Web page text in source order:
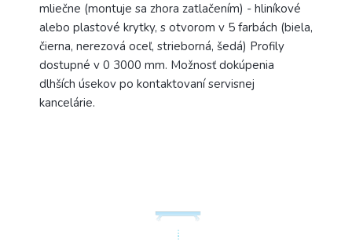
mliečne (montuje sa zhora zatlačením) - hliníkové
alebo plastové krytky, s otvorom v 5 farbách (biela,
čierna, nerezová oceľ, strieborná, šedá) Profily
dostupné v 0 3000 mm. Možnosť dokúpenia
dlhších úsekov po kontaktovaní servisnej
kancelárie.